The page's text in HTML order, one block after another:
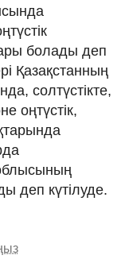
болады деп
Қазақстанның
солтүстікте,
оңтүстік,
деп күтілуде.